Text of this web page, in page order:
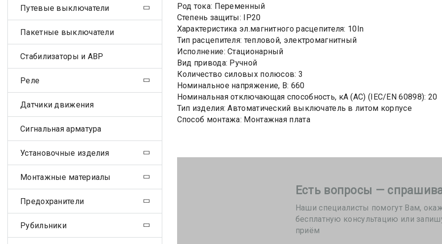
Род тока: Переменный
Степень защиты: IP20
Характеристика эл.магнитного расцепителя: 10In
Тип расцепителя: тепловой, электромагнитный
Исполнение: Стационарный
Вид привода: Ручной
Количество силовых полюсов: 3
Номинальное напряжение, В: 660
Номинальная отключающая способность, кA (AC) (IEC/EN 60898): 20
Тип изделия: Автоматический выключатель в литом корпусе
Способ монтажа: Монтажная плата
Есть вопросы —
Наши специалисты помогут Вам,
бесплатную консультацию или
приём
Путевые выключатели
Пакетные выключатели
Стабилизаторы и АВР
Реле
Датчики движения
Сигнальная арматура
Установочные изделия
Монтажные материалы
Предохранители
Рубильники